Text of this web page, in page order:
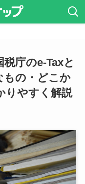
税庁のe-Taxと
もの・どこか
りやすく解説